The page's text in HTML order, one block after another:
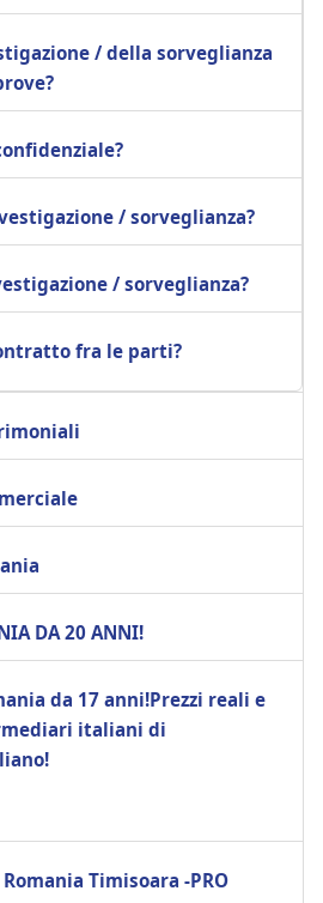
/ della sorveglianza
/ sorveglianza?
/ sorveglianza?
fra le parti?
DA 20 ANNI!
da 17 anni!Prezzi reali e
italiani di
Timisoara -PRO